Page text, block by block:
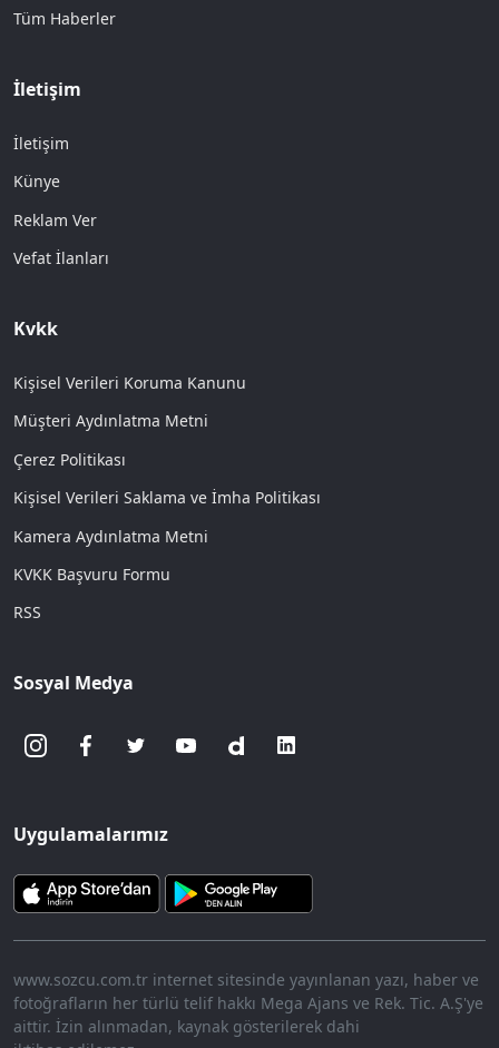
Tüm Haberler
İletişim
İletişim
Künye
Reklam Ver
Vefat İlanları
Kvkk
Kişisel Verileri Koruma Kanunu
Müşteri Aydınlatma Metni
Çerez Politikası
Kişisel Verileri Saklama ve İmha Politikası
Kamera Aydınlatma Metni
KVKK Başvuru Formu
RSS
Sosyal Medya
Uygulamalarımız
www.sozcu.com.tr internet sitesinde yayınlanan yazı, haber ve
fotoğrafların her türlü telif hakkı Mega Ajans ve Rek. Tic. A.Ş'ye
aittir. İzin alınmadan, kaynak gösterilerek dahi